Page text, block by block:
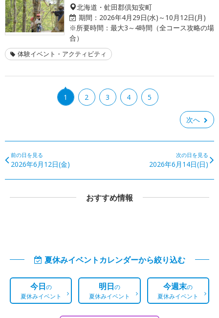
北海道・虻田郡倶知安町
期間： 2026年4月29日(水)～10月12日(月)
※所要時間：最大3～4時間（全コース攻略の場
合）
体験イベント・アクティビティ
1 2 3 4 5
次へ
前の日を見る
2026年6月12日(金)
次の日を見る
2026年6月14日(日)
おすすめ情報
夏休みイベントカレンダーから絞り込む
今日の
夏休みイベント
明日の
夏休みイベント
今週末の
夏休みイベント